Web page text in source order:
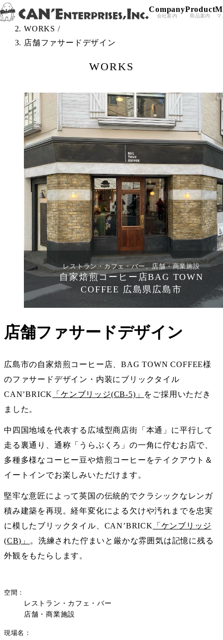
Skip to content
Company
会社案内
Product
商品案内 マ
TOP /
WORKS /
店舗ファサードデザイン
WORKS
レストラン・カフェ・バー、店舗・商業施設
自家焙煎コーヒー店BAG TOWN
COFFEE 広島県広島市
店舗ファサードデザイン
広島市の自家焙煎コーヒー店、BAG TOWN COFFEE様
のファサードデザイン・内装にブリックタイル
CAN’BRICK
「ケンブリッジ(CB-5)」 をご採用いただき
ました。
中四国地域を代表する広域型商店街「本通」に平行して
走る裏通り、通称「うらぶくろ」の一角に佇むお店で、
多種多様なコーヒー豆や焙煎コーヒーをテイクアウト＆
イートインでお楽しみいただけます。
堅牢な意匠によって英国の伝統的でクラシックなレンガ
積み建築を再現。経年変化による欠けや汚れまでを忠実
に模したブリックタイル、CAN’BRICK
「ケンブリッジ
(CB)」
。洗練された佇まいと厳かな雰囲気は記憶に残る
外観をもたらします。
空間
レストラン・カフェ・バー
店舗・商業施設
現場名